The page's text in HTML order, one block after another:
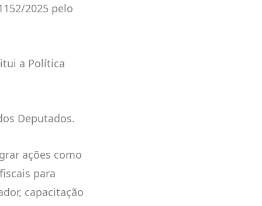
2025 pelo
a Política
Deputados.
ações como
para
capacitação